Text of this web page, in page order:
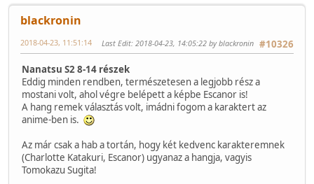
blackronin
#10326
2018-04-23, 11:51:14 Last Edit: 2018-04-23, 14:05:22 by blackronin
Nanatsu S2 8-14 részek
Eddig minden rendben, természetesen a legjobb rész a
mostani volt, ahol végre belépett a képbe Escanor is!
A hang remek választás volt, imádni fogom a karaktert az
anime-ben is.
Az már csak a hab a tortán, hogy két kedvenc karakteremnek
(Charlotte Katakuri, Escanor) ugyanaz a hangja, vagyis
Tomokazu Sugita!